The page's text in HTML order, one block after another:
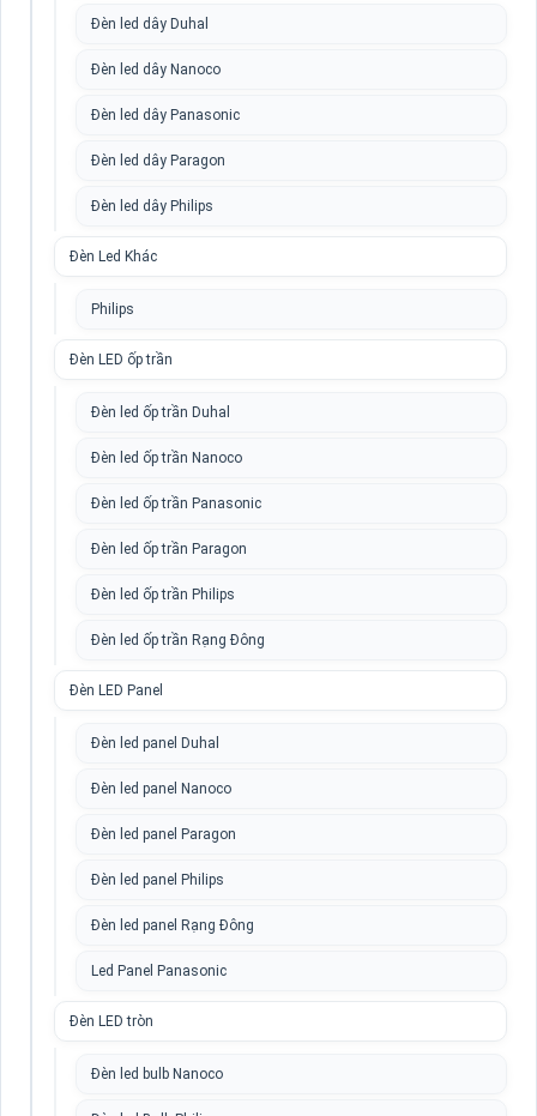
Đèn led dây Duhal
Đèn led dây Nanoco
Đèn led dây Panasonic
Đèn led dây Paragon
Đèn led dây Philips
Đèn Led Khác
Philips
Đèn LED ốp trần
Đèn led ốp trần Duhal
Đèn led ốp trần Nanoco
Đèn led ốp trần Panasonic
Đèn led ốp trần Paragon
Đèn led ốp trần Philips
Đèn led ốp trần Rạng Đông
Đèn LED Panel
Đèn led panel Duhal
Đèn led panel Nanoco
Đèn led panel Paragon
Đèn led panel Philips
Đèn led panel Rạng Đông
Led Panel Panasonic
Đèn LED tròn
Đèn led bulb Nanoco